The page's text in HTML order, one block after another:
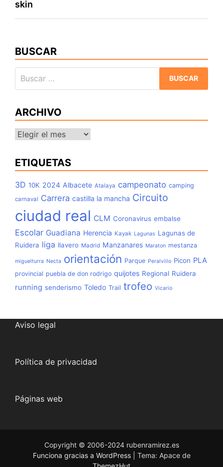
skin
BUSCAR
ARCHIVO
Archivo
ETIQUETAS
3D 10K 2024 Albacete Atalaya campeonato camping
carnaval Carrera castilla la mancha Circuito
ciudad real CLM Coronavirus embalse
Escolar Guadiana Herencia Kayak Lagunas Lagunas de
Ruidera liga llavero Madrid Manzanares Maraton mestanza
miguelturra Necta orientación Parque Peralvillo Picon PLA
provincial puebla de don rodrigo quijotes Regional Ruidera
running senderismo Toledo Trail trofeo Vicario
Aviso legal
Política de privacidad
Páginas web
Copyright © 2006-2024 rubenramirez.es
Funciona gracias a WordPress
Tema: Apace de